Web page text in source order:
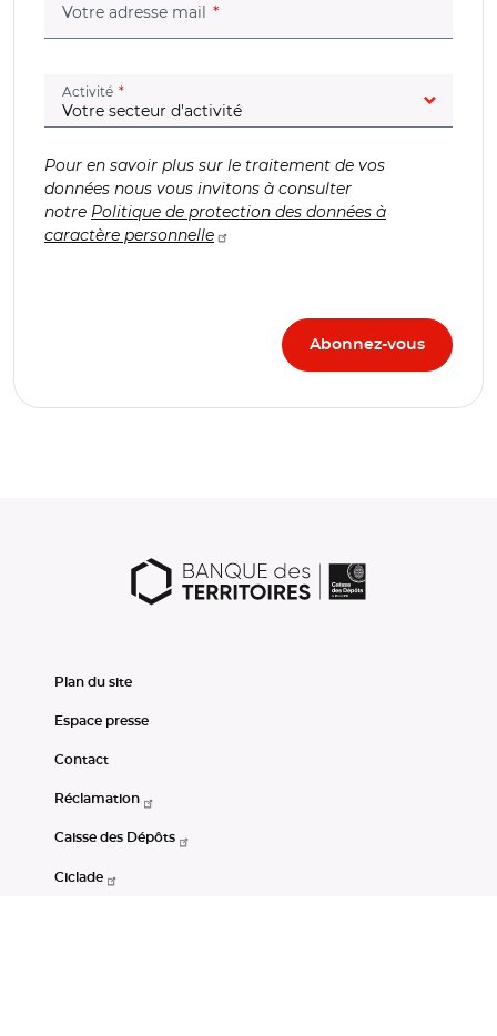
Votre adresse mail (champ obligatoire)
Activité (champ obligatoire)
Pour en savoir plus sur le traitement de vos
données nous vous invitons à consulter
notre Politique de protection des données à
caractère personnelle
Plan du site
Espace presse
Contact
Réclamation
Caisse des Dépôts
Ciclade